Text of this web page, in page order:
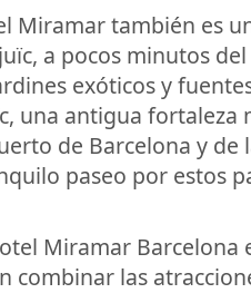
Miramar también es
a pocos minutos
exóticos y
una antigua fortaleza
de Barcelona y de
paseo por estos
Miramar
combinar las